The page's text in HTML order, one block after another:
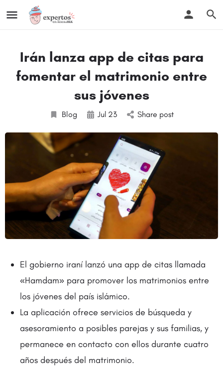
Irán lanza app de citas para
fomentar el matrimonio entre
sus jóvenes
Blog Jul 23 Share post
El gobierno iraní lanzó una app de citas llamada
«Hamdam» para promover los matrimonios entre
los jóvenes del país islámico.
La aplicación ofrece servicios de búsqueda y
asesoramiento a posibles parejas y sus familias, y
permanece en contacto con ellos durante cuatro
años después del matrimonio.